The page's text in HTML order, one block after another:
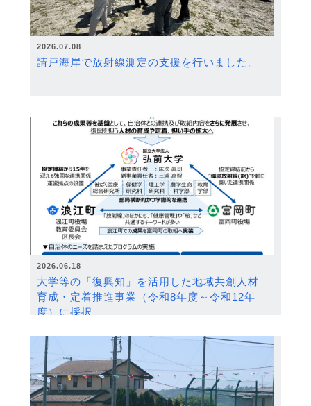
2026.07.08
請戸海岸で放射線測定の支援を行いました。
2026.06.18
大学等の「復興知」を活用した地域共創人材
育成・定着推進事業（令和8年度～令和12年
度）に採択